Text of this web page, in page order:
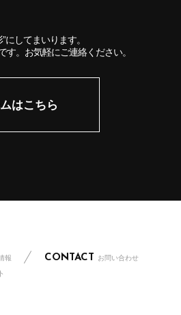
してまいります。
。お気軽にご連絡ください。
はこちら
報 CONTACT お問い合わせ